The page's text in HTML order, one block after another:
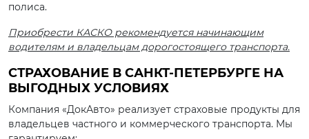
полиса.
Приобрести КАСКО рекомендуется начинающим
водителям и владельцам дорогостоящего транспорта.
СТРАХОВАНИЕ В САНКТ-ПЕТЕРБУРГЕ НА
ВЫГОДНЫХ УСЛОВИЯХ
Компания «ДокАвто» реализует страховые продукты для
владельцев частного и коммерческого транспорта. Мы